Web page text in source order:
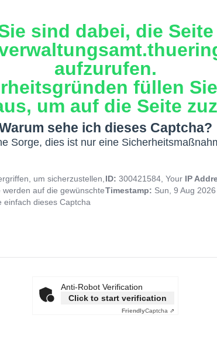
sind dabei, die Seite
aufzurufen.
füllen
um auf die Seite
sehe ich dieses Captcha?
Sorge, dies ist nur eine
um sicherzustellen,
auf die gewünschte
einfach dieses Captcha
ID: 300421584, Your IP
Timestamp: Sun, 9 Aug
Anti-Robot Verification
Click to start verification
FriendlyCaptcha ⇗